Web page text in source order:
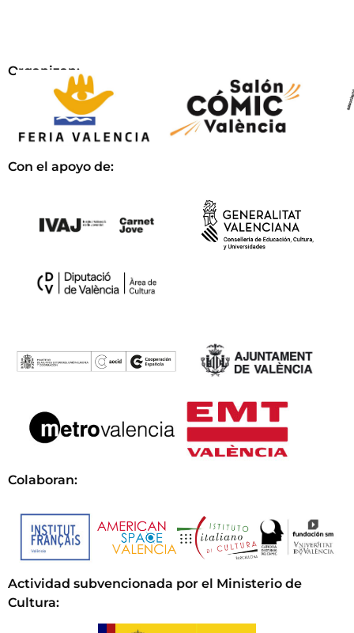
Organizan:
Con el apoyo de:
Colaboran:
Actividad subvencionada por el Ministerio de
Cultura: